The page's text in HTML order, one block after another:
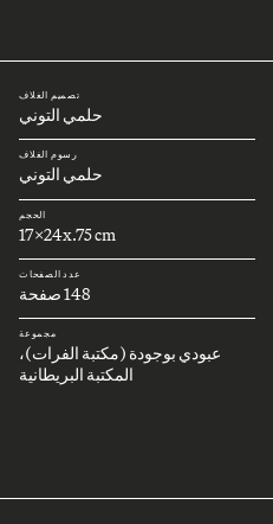
تصميم الغلاف
حلمي التوني
رسوم الغلاف
حلمي التوني
الحجم
17x24x.75 cm
عدد الصفحات
148 صفحة
مجموعة
عبودي بوجودة (مكتبة الفرات)،
المكتبة البريطانية